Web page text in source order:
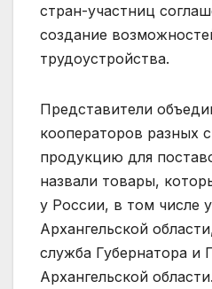
стран-участниц
создание
трудоустройства.
Представители
кооператоров разных
продукцию для
назвали товары,
у России, в том числе
Архангельской
служба Губернатора и
Архангельской области.